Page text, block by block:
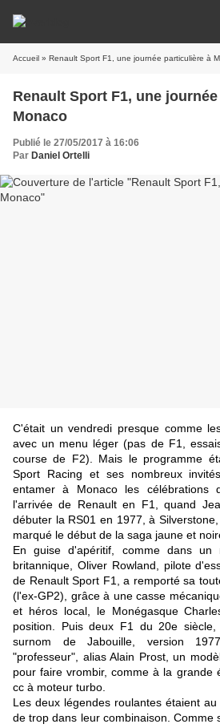
Accueil » Renault Sport F1, une journée particulière à
Renault Sport F1, une
Monaco
Publié le 27/05/2017 à 16:06
Par Daniel Ortelli
C'était un vendredi presque comme
avec un menu léger (pas de F1,
course de F2). Mais le programme
Sport Racing et ses nombreux
entamer à Monaco les célébrations
l'arrivée de Renault en F1, quand
débuter la RS01 en 1977, à
marqué le début de la saga jaune et
En guise d'apéritif, comme dans un
britannique, Oliver Rowland, pilote
de Renault Sport F1, a remporté sa
(l'ex-GP2), grâce à une casse
et héros local, le Monégasque
position. Puis deux F1 du 20e
surnom de Jabouille, version
"professeur", alias Alain Prost, un
pour faire vrombir, comme à la grande
cc à moteur turbo.
Les deux légendes roulantes étaient
de trop dans leur combinaison. Comme